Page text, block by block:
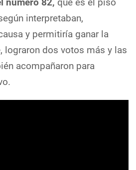
interpretaban,
y permitiría ganar la
lograron dos votos más y las
acompañaron para